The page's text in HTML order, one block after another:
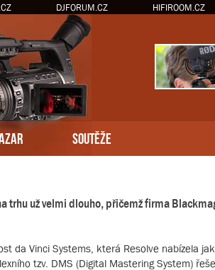
DJFORUM.CZ HIFIROOM.CZ
SOUTĚŽE
trhu už velmi dlouho, přičemž firma
da Vinci Systems, která Resolve nabízela
tzv. DMS (Digital Mastering System)